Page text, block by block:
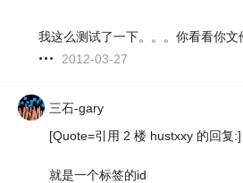
我这么测试了一下。。。你看看你文
2012-03-27
三石-gary
[Quote=引用 2 楼 hustxxy 的回复:]
就是一个标签的id